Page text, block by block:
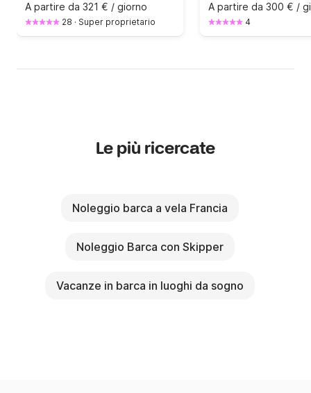
A partire da 321 € / giorno
28 · Super proprietario
A partire da 300 € /
4
Le più ricercate
Noleggio barca a vela Francia
Noleggio Barca con Skipper
Vacanze in barca in luoghi da sogno